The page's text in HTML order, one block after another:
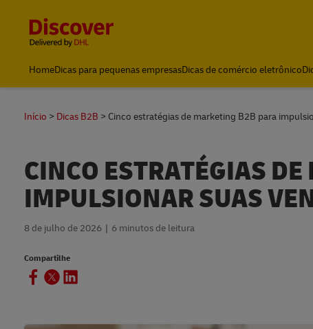
Envios, Logística, Importação e Exportação | DHL Brasil
HomeDicas para pequenas empresasDicas de comércio eletrônico
Início Dicas B2B Cinco estratégias de marketing B2B para
CINCO ESTRATÉGIAS
IMPULSIONAR SUAS
8 de julho de 2026 6 minutos de leitura
Compartilhe